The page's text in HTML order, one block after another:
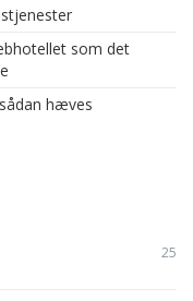
som det
hæves
25